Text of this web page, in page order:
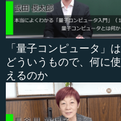
「量子コンピュータ」は
どういうもので、何に使
えるのか